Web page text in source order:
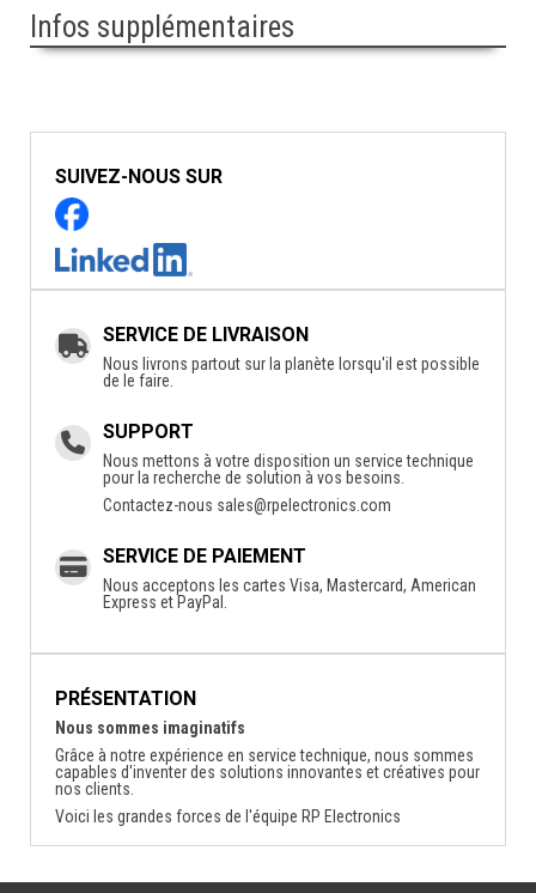
Infos supplémentaires
SUIVEZ-NOUS SUR
SERVICE DE LIVRAISON
Nous livrons partout sur la planète lorsqu'il est possible
de le faire.
SUPPORT
Nous mettons à votre disposition un service technique
pour la recherche de solution à vos besoins.
Contactez-nous sales@rpelectronics.com
SERVICE DE PAIEMENT
Nous acceptons les cartes Visa, Mastercard, American
Express et PayPal.
PRÉSENTATION
Nous sommes imaginatifs
Grâce à notre expérience en service technique, nous sommes
capables d'inventer des solutions innovantes et créatives pour
nos clients.
Voici les grandes forces de l'équipe RP Electronics